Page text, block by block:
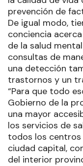
prevención de
De igual modo,
conciencia
de la salud
consultas de
una detección
trastornos y un
“Para que todo
Gobierno de la
una mayor
los servicios de
todos los centros
ciudad capital,
del interior